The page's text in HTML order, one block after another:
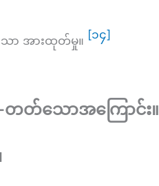
ော အားထုတ်မှု။ [၁၄]
တတ်သောအကြောင်း။